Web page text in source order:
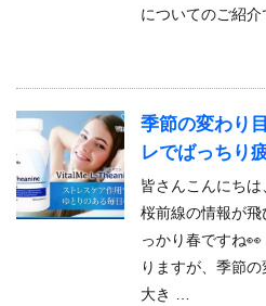
についてのご紹
季節の変わり
レでばっちり
皆さんこんにち
桜前線の情報が
っかり春ですね
りますが、季節
大き …